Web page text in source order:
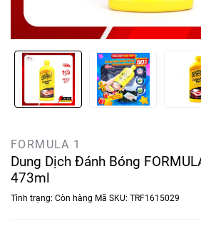
FORMULA 1
Dung Dịch Đánh Bóng
473ml
Tình trạng: Còn hàng Mã SKU: TRF1615029